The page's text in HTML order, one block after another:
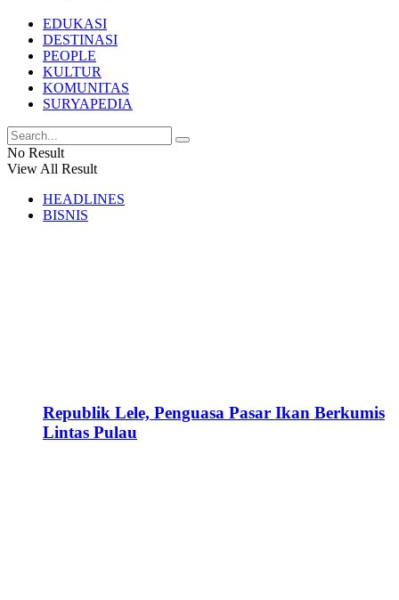
EDUKASI
DESTINASI
PEOPLE
KULTUR
KOMUNITAS
SURYAPEDIA
No Result
View All Result
HEADLINES
BISNIS
Republik Lele, Penguasa Pasar Ikan Berkumis
Lintas Pulau